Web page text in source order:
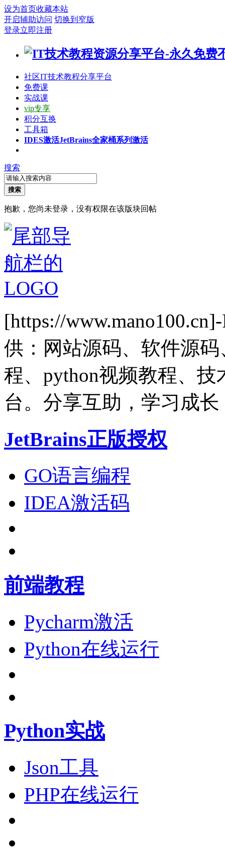
设为首页收藏本站
开启辅助访问 切换到窄版
登录立即注册
社区IT技术教程分享平台
免费课
实战课
vip专享
积分互换
工具箱
IDES激活JetBrains全家桶系列激活
搜索
搜索
抱歉，您尚未登录，没有权限在该版块回帖
[https://
供：网站源码、软件源
程、python视频教程、
台。分享互助，学习成长
JetBrains正版授权
GO语言编程
IDEA激活码
前端教程
Pycharm激活
Python在线运行
Python实战
Json工具
PHP在线运行